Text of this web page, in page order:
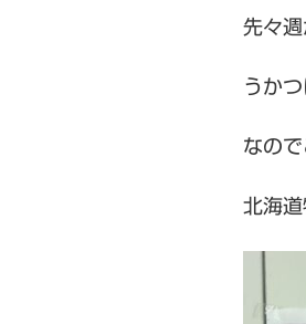
先々
うか
なの
北海